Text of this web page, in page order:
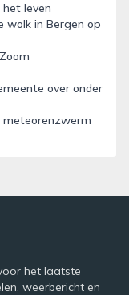
leven
wolk in Bergen op
over onder
meteorenzwerm
het laatste
weerbericht en